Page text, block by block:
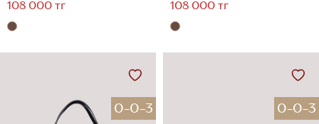
108 000 тг 108 000 тг
0-0-3 0-0-3